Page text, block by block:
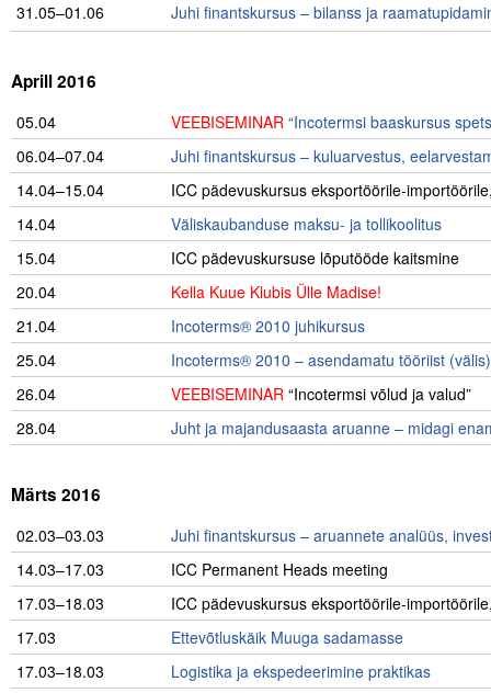
31.05–01.06 Juhi finantskursus – bilanss ja
Aprill 2016
05.04 VEEBISEMINAR “Incotermsi baaskursus
06.04–07.04
Juhi finantskursus – kuluarvestus,
14.04–15.04
ICC pädevuskursus eksportöörile-
14.04
Väliskaubanduse maksu- ja tollikoolitus
15.04
ICC pädevuskursuse lõputööde kaitsmine
20.04
Kella Kuue Klubis Ülle Madise!
21.04
Incoterms® 2010 juhikursus
25.04
Incoterms® 2010 – asendamatu tööriist
26.04
VEEBISEMINAR “Incotermsi võlud ja valud”
28.04
Juht ja majandusaasta aruanne – midagi
Märts 2016
02.03–03.03
Juhi finantskursus – aruannete analüüs,
14.03–17.03
ICC Permanent Heads meeting
17.03–18.03
ICC pädevuskursus eksportöörile-
17.03
Ettevõtluskäik Muuga sadamasse
17.03–18.03
Logistika ja ekspedeerimine praktikas